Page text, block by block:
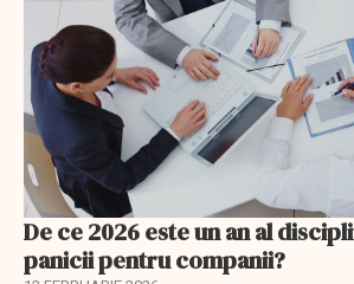
De ce 2026 este un an al
panicii pentru companii?